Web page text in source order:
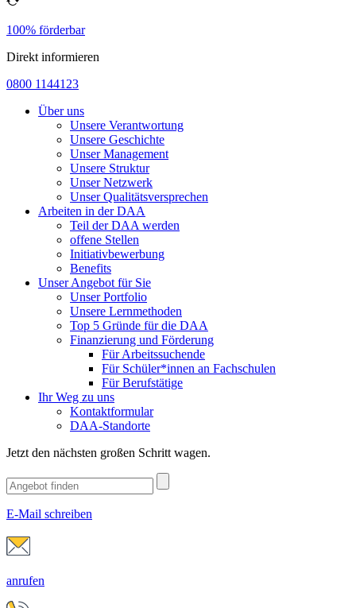
100% förderbar
Direkt informieren
0800 1144123
Über uns
Unsere Verantwortung
Unsere Geschichte
Unser Management
Unsere Struktur
Unser Netzwerk
Unser Qualitätsversprechen
Arbeiten in der DAA
Teil der DAA werden
offene Stellen
Initiativbewerbung
Benefits
Unser Angebot für Sie
Unser Portfolio
Unsere Lernmethoden
Top 5 Gründe für die DAA
Finanzierung und Förderung
Für Arbeitssuchende
Für Schüler*innen an Fachschulen
Für Berufstätige
Ihr Weg zu uns
Kontaktformular
DAA-Standorte
Jetzt den nächsten großen Schritt wagen.
E-Mail schreiben
anrufen